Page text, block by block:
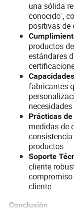
una sólida
conocido",
positivas de
productos
estándares
fabricantes
Prácticas
medidas de
productos.
Soporte
cliente
cliente.
Conclusión